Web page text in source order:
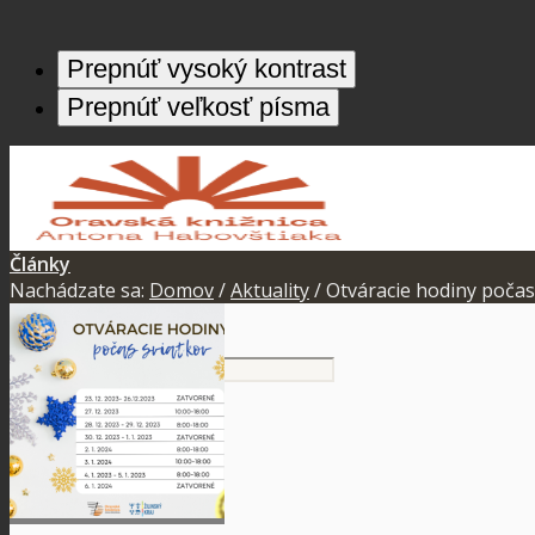
Prepnúť vysoký kontrast
Prepnúť veľkosť písma
O knižnici
Články
Nachádzate sa: Domov/Aktuality/Otváracie hodiny